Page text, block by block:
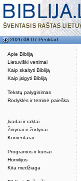
Apie Bibliją
Lietuviški vertimai
Kaip skaityti Bibliją
Kaip įsigyti Bibliją
Tekstų palyginimas
Rodyklės ir teminė paieška
Įvadai ir raktai
Žinynai ir žodynai
Komentarai
Programos ir kursai
Homilijos
Kita medžiaga
2026 08 07 Penktad.